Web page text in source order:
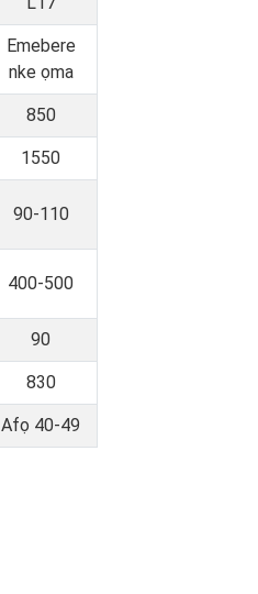
Emebere
nke ọma
850
1550
90-110
400-500
90
830
Afọ 40-49